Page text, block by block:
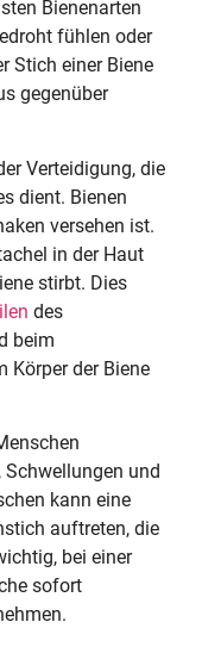
Bienenarten
fühlen oder
Stich einer Biene
gegenüber
Verteidigung, die
dient. Bienen
versehen ist.
in der Haut
stirbt. Dies
des
beim
Körper der Biene
und
kann eine
auftreten, die
bei einer
sofort